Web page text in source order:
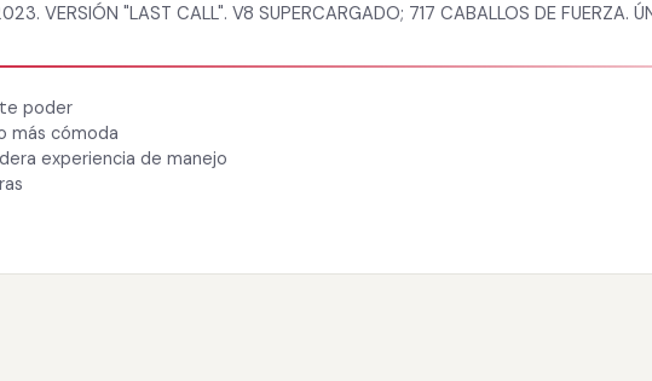
VERSIÓN "LAST CALL". V8 SUPERCARGADO; 717 CABALLOS DE FUERZA.
poder
más cómoda
experiencia de manejo